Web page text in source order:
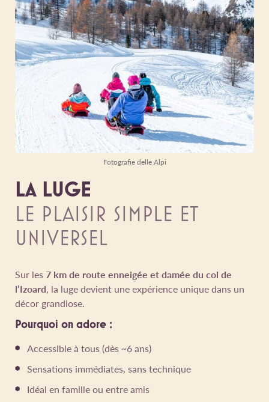
Fotografie delle Alpi
LA LUGE
LE PLAISIR SIMPLE ET
UNIVERSEL
Sur les7 km de route enneigée et damée du col de
l’Izoard, la luge devient une expérience unique dans un
décor grandiose.
Pourquoi on adore :
Accessible à tous (dès ~6 ans)
Sensations immédiates, sans technique
Idéal en famille ou entre amis